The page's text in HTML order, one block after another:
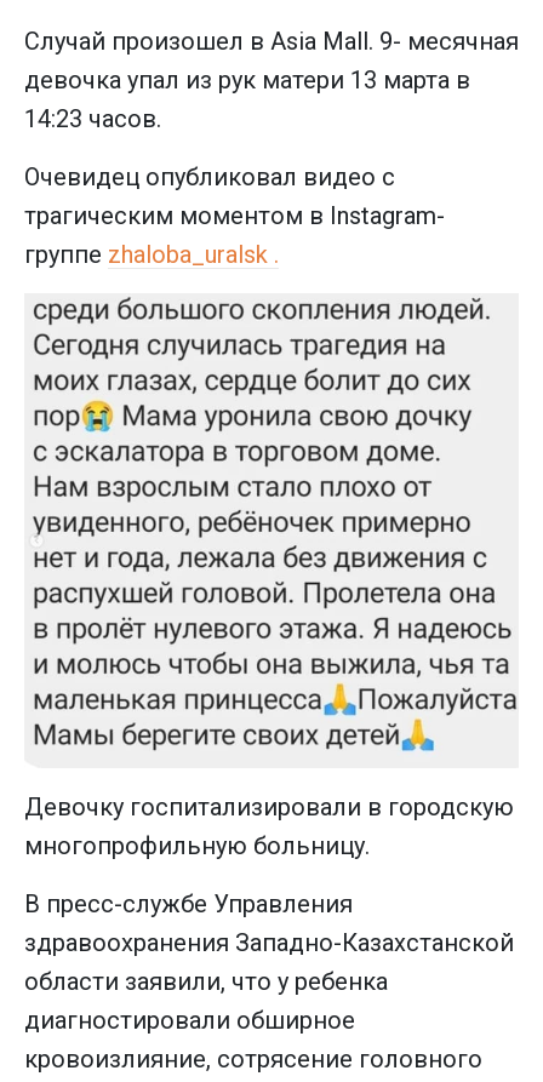
Случай произошел в Asia Mall. 9- месячная
девочка упал из рук матери 13 марта в
14:23 часов.
Очевидец опубликовал видео с
трагическим моментом в Instagram-
группе zhaloba_uralsk .
Девочку госпитализировали в городскую
многопрофильную больницу.
В пресс-службе Управления
здравоохранения Западно-Казахстанской
области заявили, что у ребенка
диагностировали обширное
кровоизлияние, сотрясение головного